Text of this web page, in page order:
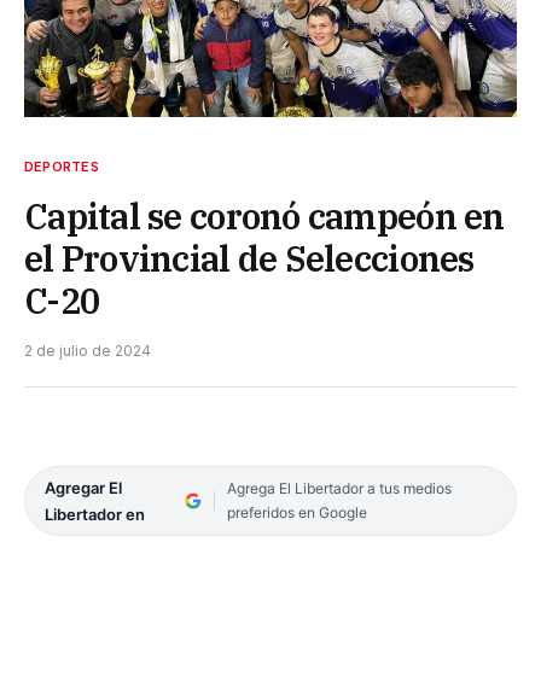
DEPORTES
Capital se coronó campeón en
el Provincial de Selecciones
C-20
2 de julio de 2024
Agregar El
Libertador en
Agrega El Libertador a tus medios
preferidos en Google